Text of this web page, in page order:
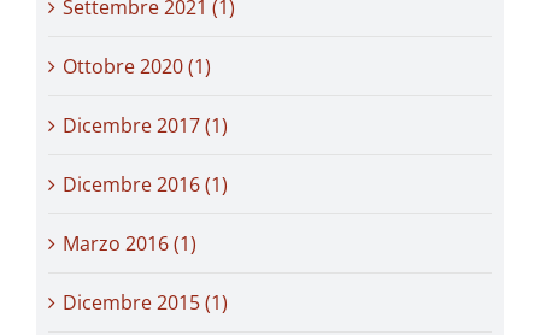
Settembre 2021 (1)
Ottobre 2020 (1)
Dicembre 2017 (1)
Dicembre 2016 (1)
Marzo 2016 (1)
Dicembre 2015 (1)